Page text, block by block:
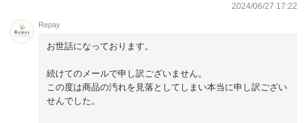
2024/06/27 17:22
Repay
お世話になっております。
続けてのメールで申し訳ございません。
この度は商品の汚れを見落としてしまい本当に申し訳ござい
せんでした。